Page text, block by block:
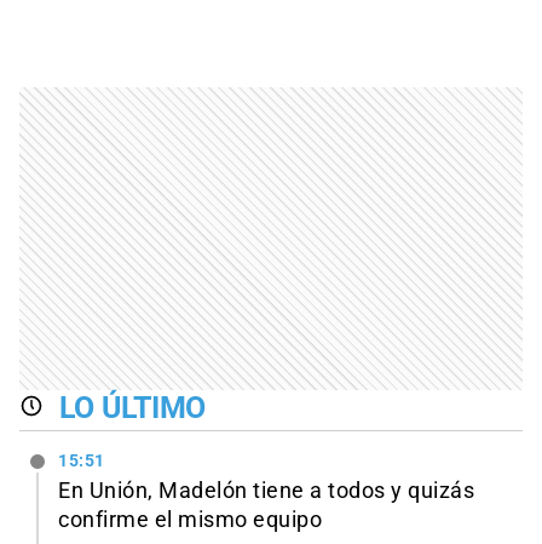
LO ÚLTIMO
15:51
En Unión, Madelón tiene a todos y quizás
confirme el mismo equipo